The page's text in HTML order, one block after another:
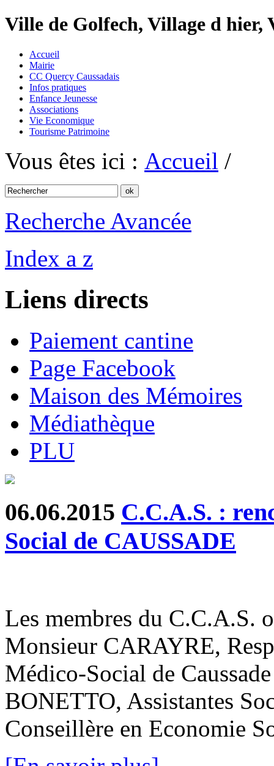
Ville de Golfech, Village d
Accueil
Mairie
CC Quercy Caussadais
Infos pratiques
Enfance Jeunesse
Associations
Vie Economique
Tourisme Patrimoine
Vous êtes ici : Accueil /
Recherche Avancée
Index a z
Liens directs
Paiement cantine
Page Facebook
Maison des Mémoires
Médiathèque
PLU
06.06.2015 C.C.A.S. :
Social de CAUSSADE
Les membres du C.C.A.S.
Monsieur CARAYRE,
Médico-Social de
BONETTO, Assistantes
Conseillère en Economie